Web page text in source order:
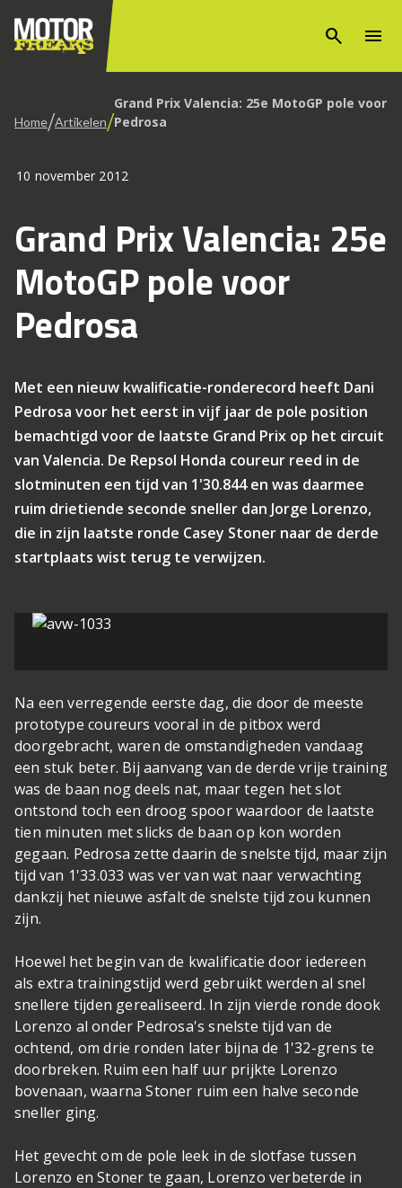
search menu
Home/Artikelen/Grand Prix Valencia: 25e MotoGP pole voor
Pedrosa
10 november 2012
Grand Prix Valencia: 25e
MotoGP pole voor
Pedrosa
Met een nieuw kwalificatie-ronderecord heeft Dani
Pedrosa voor het eerst in vijf jaar de pole position
bemachtigd voor de laatste Grand Prix op het circuit
van Valencia. De Repsol Honda coureur reed in de
slotminuten een tijd van 1'30.844 en was daarmee
ruim drietiende seconde sneller dan Jorge Lorenzo,
die in zijn laatste ronde Casey Stoner naar de derde
startplaats wist terug te verwijzen.
Na een verregende eerste dag, die door de meeste
prototype coureurs vooral in de pitbox werd
doorgebracht, waren de omstandigheden vandaag
een stuk beter. Bij aanvang van de derde vrije training
was de baan nog deels nat, maar tegen het slot
ontstond toch een droog spoor waardoor de laatste
tien minuten met slicks de baan op kon worden
gegaan. Pedrosa zette daarin de snelste tijd, maar zijn
tijd van 1'33.033 was ver van wat naar verwachting
dankzij het nieuwe asfalt de snelste tijd zou kunnen
zijn.
Hoewel het begin van de kwalificatie door iedereen
als extra trainingstijd werd gebruikt werden al snel
snellere tijden gerealiseerd. In zijn vierde ronde dook
Lorenzo al onder Pedrosa's snelste tijd van de
ochtend, om drie ronden later bijna de 1'32-grens te
doorbreken. Ruim een half uur prijkte Lorenzo
bovenaan, waarna Stoner ruim een halve seconde
sneller ging.
Het gevecht om de pole leek in de slotfase tussen
Lorenzo en Stoner te gaan, Lorenzo verbeterde in